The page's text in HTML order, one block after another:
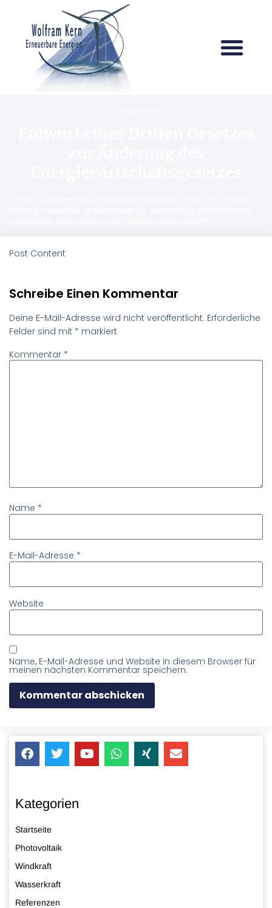
Post Content
Schreibe Einen Kommentar
Deine E-Mail-Adresse wird nicht veröffentlicht. Erforderliche
Felder sind mit * markiert
Kommentar *
Name *
E-Mail-Adresse *
Website
Name, E-Mail-Adresse und Website in diesem Browser für
meinen nächsten Kommentar speichern.
Kategorien
Startseite
Photovoltaik
Windkraft
Wasserkraft
Referenzen